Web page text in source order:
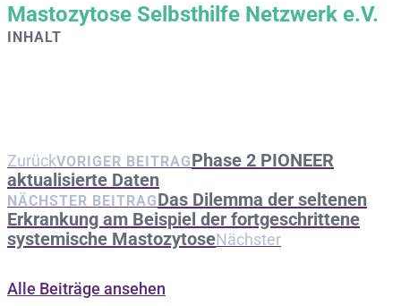
Mastozytose Selbsthilfe Netzwerk e.V.
INHALT
ZurückVORIGER BEITRAGPhase 2 PIONEER
aktualisierte Daten
NÄCHSTER BEITRAGDas Dilemma der seltenen
Erkrankung am Beispiel der fortgeschrittene
systemische MastozytoseNächster
Alle Beiträge ansehen